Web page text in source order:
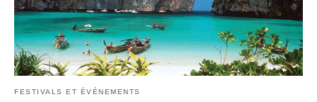
FESTIVALS ET ÉVÉNEMENTS